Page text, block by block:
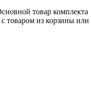
товар комплекта
товаром из корзины или